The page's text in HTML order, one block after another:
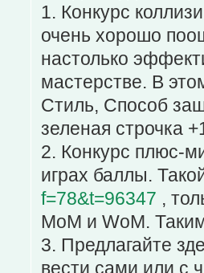
1. Конкурс
очень хорошо
настолько
мастерстве. В
Стиль, Способ
зеленая строчка
2. Конкурс плюс-
играх баллы.
f=78&t=96347 ,
MoM и WoM.
3. Предлагайте
вести сами или с